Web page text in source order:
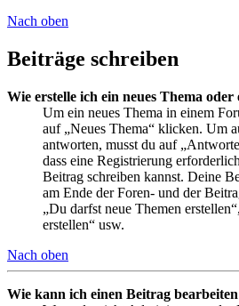
Nach oben
Beiträge schreiben
Wie erstelle ich ein neues Thema
Um ein neues Thema in einem
auf „Neues Thema“ klicken. Um
antworten, musst du auf
dass eine Registrierung
Beitrag schreiben kannst. Deine
am Ende der Foren- und der
„Du darfst neue Themen
erstellen“ usw.
Nach oben
Wie kann ich einen Beitrag